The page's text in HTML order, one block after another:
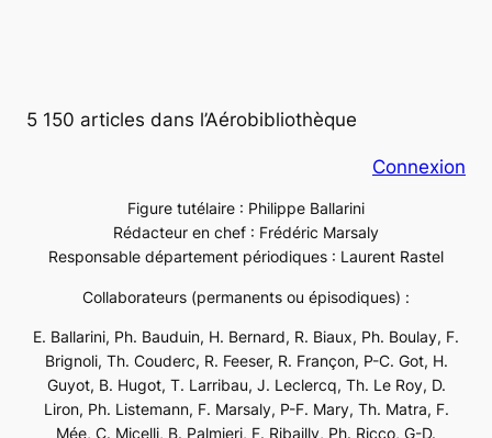
5 150 articles dans l’Aérobibliothèque
Connexion
Figure tutélaire : Philippe Ballarini
Rédacteur en chef : Frédéric Marsaly
Responsable département périodiques : Laurent Rastel
Collaborateurs (permanents ou épisodiques) :
E. Ballarini, Ph. Bauduin, H. Bernard, R. Biaux, Ph. Boulay, F.
Brignoli, Th. Couderc, R. Feeser, R. Françon, P-C. Got, H.
Guyot, B. Hugot, T. Larribau, J. Leclercq, Th. Le Roy, D.
Liron, Ph. Listemann, F. Marsaly, P-F. Mary, Th. Matra, F.
Mée, C. Micelli, B. Palmieri, F. Ribailly, Ph. Ricco, G-D.